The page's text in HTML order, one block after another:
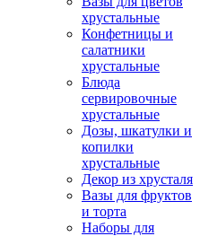
хрустальные
Конфетницы и
салатники
хрустальные
Блюда
сервировочные
хрустальные
Дозы, шкатулки и
копилки
хрустальные
Декор из хрусталя
Вазы для фруктов
и торта
Наборы для